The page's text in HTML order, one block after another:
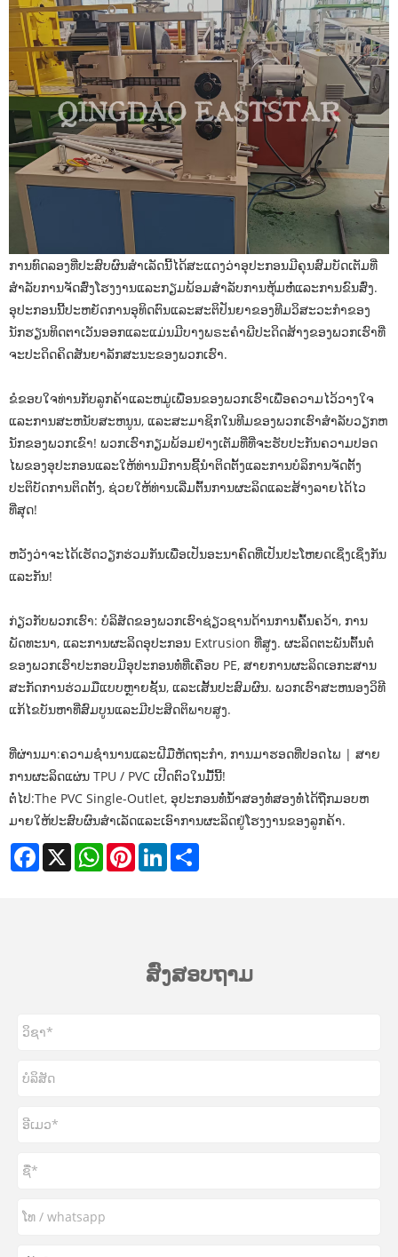
ການທົດລອງທີ່ປະສົບຜົນສໍາເລັດນີ້ໄດ້ສະແດງວ່າອຸປະກອນມີຄຸນສົມບັດເຕັມທີ່
ສໍາລັບການຈັດສົ່ງໂຮງງານແລະກຽມພ້ອມສໍາລັບການຫຸ້ມຫໍ່ແລະການຂົນສົ່ງ.
ອຸປະກອນນີ້ປະຫຍັດການອຸທິດຕົນແລະສະຕິປັນຍາຂອງທີມວິສະວະກໍາຂອງ
ນັກຮຽນທິດຕາເວັນອອກແລະແມ່ນມີບາງພຣະຄໍາພີປະດິດສ້າງຂອງພວກເຮົາທີ່
ຈະປະດິດຄິດສັນຍາລັກສະນະຂອງພວກເຮົາ.
ຂໍຂອບໃຈທ່ານກັບລູກຄ້າແລະຫມູ່ເພື່ອນຂອງພວກເຮົາເພື່ອຄວາມໄວ້ວາງໃຈ
ແລະການສະຫນັບສະຫນູນ, ແລະສະມາຊິກໃນທີມຂອງພວກເຮົາສໍາລັບວຽກຫ
ນັກຂອງພວກເຂົາ! ພວກເຮົາກຽມພ້ອມຢ່າງເຕັມທີ່ທີ່ຈະຮັບປະກັນຄວາມປອດ
ໄພຂອງອຸປະກອນແລະໃຫ້ທ່ານມີການຊີ້ນໍາຕິດຕັ້ງແລະການບໍລິການຈັດຕັ້ງ
ປະຕິບັດການຕິດຕັ້ງ, ຊ່ວຍໃຫ້ທ່ານເລີ່ມຕົ້ນການຜະລິດແລະສ້າງລາຍໄດ້ໄວ
ທີ່ສຸດ!
ຫວັງວ່າຈະໄດ້ເຮັດວຽກຮ່ວມກັນເພື່ອເປັນອະນາຄົດທີ່ເປັນປະໂຫຍດເຊິ່ງເຊິ່ງກັນ
ແລະກັນ!
ກ່ຽວກັບພວກເຮົາ: ບໍລິສັດຂອງພວກເຮົາຊ່ຽວຊານດ້ານການຄົ້ນຄວ້າ, ການ
ພັດທະນາ, ແລະການຜະລິດອຸປະກອນ Extrusion ທີ່ສູງ. ຜະລິດຕະພັນຕົ້ນຕໍ
ຂອງພວກເຮົາປະກອບມີອຸປະກອນທໍ່ທີ່ເຄືອບ PE, ສາຍການຜະລິດເອກະສານ
ສະກັດການຮ່ວມມືແບບຫຼາຍຊັ້ນ, ແລະເສັ້ນປະສົມຜົນ. ພວກເຮົາສະຫນອງວິທີ
ແກ້ໄຂບັນຫາທີ່ສົມບູນແລະມີປະສິດຕິພາບສູງ.
ທີ່ຜ່ານມາ:ຄວາມຊໍານານແລະຝີມືຫັດຖະກໍາ, ການມາຮອດທີ່ປອດໄພ | ສາຍ
ການຜະລິດແຜ່ນ TPU / PVC ເປີດຕົວໃນມື້ນີ້!
ຕໍ່ໄປ:The PVC Single-Outlet, ອຸປະກອນທໍ່ນ້ໍາສອງທໍ່ສອງທໍ່ໄດ້ຖືກມອບຫ
ມາຍໃຫ້ປະສົບຜົນສໍາເລັດແລະເອົາການຜະລິດຢູ່ໂຮງງານຂອງລູກຄ້າ.
Facebook
X WhatsAppPinterestLinkedIn
ສົ່ງສອບຖາມ